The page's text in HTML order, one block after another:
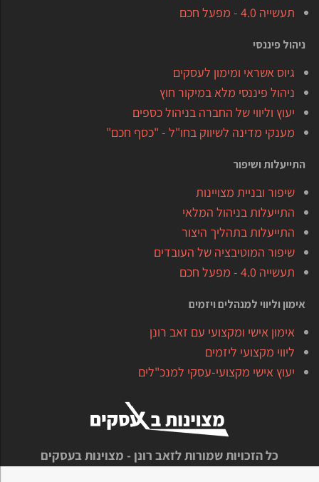
תעשייה 4.0 - מפעל חכם
ניהול פיננסי
גיוס אשראי ומימון לעסקים
ניהול פיננסי מלא במיקור חוץ
יעוץ וליווי של החברה בניהול כספים
מענקי מדינה לשיווק בחו"ל - "כסף חכם"
התייעלות ושיפור
שיפור ובניית מצויינות
התייעלות בניהול המלאי
התייעלות בתהליך היצור
שיפור המוטיבציה של העובדים
תעשייה 4.0 - מפעל חכם
אימון וליווי למנהלים ויזמים
אימון אישי ומקצועי עם זאב רונן
ליווי מקצועי ליזמים
יעוץ אישי מקצועי-עסקי למנכ"לים
כל הזכויות שמורות לזאב רונן - מצוינות בעסקים